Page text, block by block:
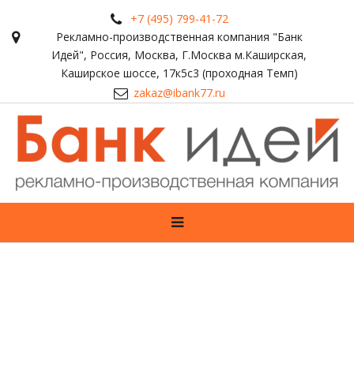
+7 (495) 799-41-72
Рекламно-производственная компания "Банк
Идей", Россия, Москва, Г.Москва м.Каширская,
Каширское шоссе, 17к5с3 (проходная Темп)
zakaz@ibank77.ru